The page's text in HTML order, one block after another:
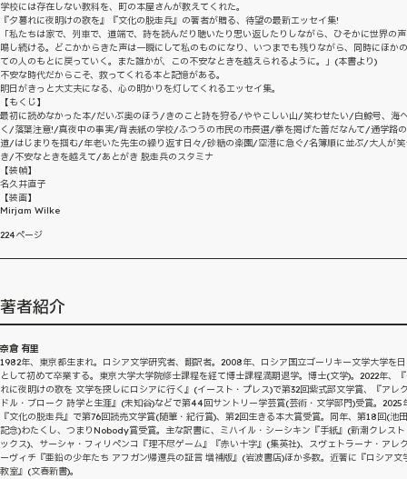
学校には存在しない教科を、町の本屋さんが教えてくれた。
『夕暮れに夜明けの歌を』『文化の脱走兵』の著者が贈る、待望の最新エッセイ集!
「私たちは家で、列車で、道端で、詩を読んだり聴いたり思い返したりしながら、ひそかに世界の
鳴し続ける。どこかからきた声は一瞬にして私のものになり、いつまでも残りながら、同時にほか
ての人のもとに戻っていく。また誰かが、この不安なときを越えられるように。」(本書より)
不安な時代だからこそ、救ってくれる本と記憶がある。
明日がきっと大丈夫になる、心の明かりを灯してくれるエッセイ集。
【もくじ】
最初に読めなかった本/だいぶ奥のほう/きのこと詩を狩る/ややこしい山/笑わせたい/白鯨号、海
く/落葉注意!/真夜中の事実/背表紙の学校/ふつうの市民の市長選/拳を掲げた善だなんて/通学路
道/はじまりを掴む/年老いた先生の繰り返す日々/砂糖の楽園/空港に急ぐ/名簿順に並ぶ/大人が笑
き/不安なときを越えて/あとがき 脱走兵のスタミナ
【装幀】
名久井直子
【装画】
Mirjam Wilke
224ページ
著者紹介
奈倉 有里
1982年、東京都生まれ。ロシア文学研究者、翻訳者。2008年、ロシア国立ゴーリキー文学大学を
として初めて卒業する。東京大学大学院修士課程を経て博士課程満期退学。博士(文学)。2022年、
れに夜明けの歌を 文学を探しにロシアに行く』(イースト・プレス)で第32回紫式部文学賞、『アレ
ドル・ブローク 詩学と生涯』(未知谷)などで第44回サントリー学芸賞(芸術・文学部門)受賞。2025
『文化の脱走兵』で第76回読売文学賞(随筆・紀行賞)、第2回生きる本大賞受賞。同年、第18回(池
記念)わたくし、つまりNobody賞受賞。主な訳書に、ミハイル・シーシキン『手紙』(新潮クレスト
ックス)、サーシャ・フィリペンコ『理不尽ゲーム』『赤い十字』(集英社)、スヴェトラーナ・アレ
ーヴィチ『亜鉛の少年たち アフガン帰還兵の証言 増補版』(岩波書店)ほか多数。近著に『ロシア文
教室』(文春新書)。